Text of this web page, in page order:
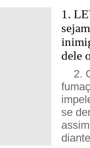
1.
dele
2.
se